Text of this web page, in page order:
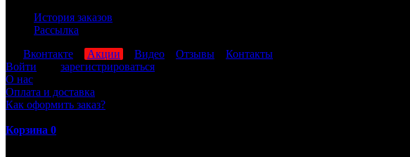
История заказов
Рассылка
Вконтакте Акции Видео Отзывы
Контакты
Войти
зарегистрироваться
О нас
Оплата и доставка
Как оформить заказ?
Корзина 0